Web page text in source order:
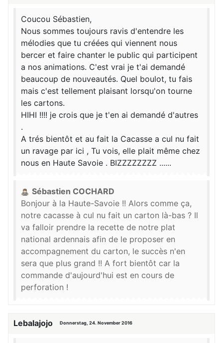
Coucou Sébastien,
Nous sommes toujours ravis d'entendre les
mélodies que tu créées qui viennent nous
bercer et faire chanter le public qui participent
a nos animations. C'est vrai je t'ai demandé
beaucoup de nouveautés. Quel boulot, tu fais
mais c'est tellement plaisant lorsqu'on tourne
les cartons.
HIHI !!!! je crois que je t'en ai demandé d'autres
.
A trés bientôt et au fait la Cacasse a cul nu fait
un ravage par ici , Tu vois, elle plait même chez
nous en Haute Savoie . BIZZZZZZZZ ......
Sébastien COCHARD
Bonjour à la Haute-Savoie !! Alors comme ça,
notre cacasse à cul nu fait un carton là-bas ? Il
va falloir prendre la recette de notre plat
national ardennais afin de le proposer en
accompagnement du carton, le succès n'en
sera que plus grand !! A fort bientôt car la
commande d'aujourd'hui est en cours de
perforation !
Lebalajojo Donnerstag, 24. November 2016